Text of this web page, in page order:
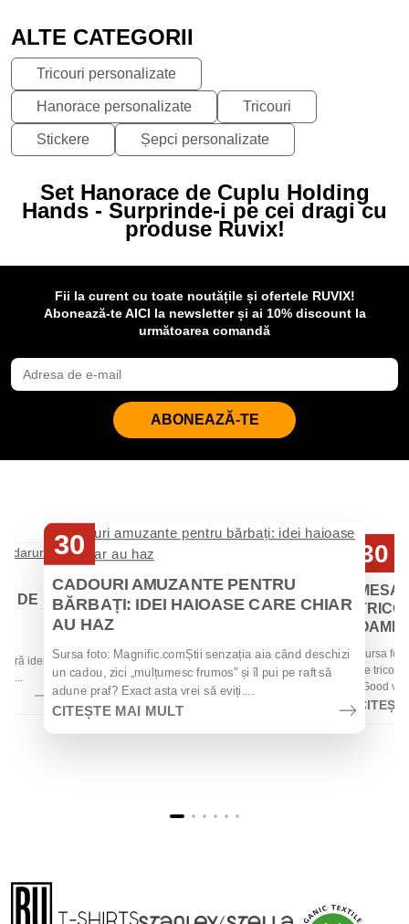
ALTE CATEGORII
Tricouri personalizate
Hanorace personalizate Tricouri
Stickere Șepci personalizate
Set Hanorace de Cuplu Holding
Hands - Surprinde-i pe cei dragi cu
produse Ruvix!
Fii la curent cu toate noutățile și ofertele RUVIX!
Abonează-te AICI la newsletter și ai 10% discount la
următoarea comandă
ABONEAZĂ-TE
DE
idei
30
CADOURI AMUZANTE PENTRU
BĂRBAȚI: IDEI HAIOASE CARE CHIAR
AU HAZ
Sursa foto: Magnific.comȘtii senzația aia când deschizi
un cadou, zici „mulțumesc frumos" și îl pui pe raft să
adune praf? Exact asta vrei să eviți....
CITEȘTE MAI MULT
30
Sursa
de
„Good